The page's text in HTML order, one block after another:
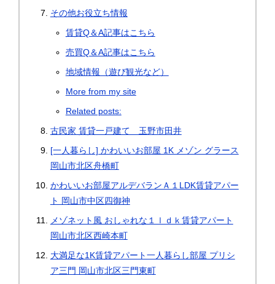
その他お役立ち情報
賃貸Q＆A記事はこちら
売買Q＆A記事はこちら
地域情報（遊び観光など）
More from my site
Related posts:
古民家 賃貸一戸建て 玉野市田井
[一人暮らし] かわいいお部屋 1K メゾン グラース
岡山市北区舟橋町
かわいいお部屋アルデバランＡ１LDK賃貸アパー
ト 岡山市中区四御神
メゾネット風 おしゃれな１ｌｄｋ賃貸アパート
岡山市北区西崎本町
大満足な1K賃貸アパート一人暮らし部屋 プリシ
ア三門 岡山市北区三門東町